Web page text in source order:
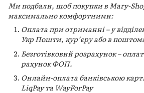
Ми подбали, щоб покупки в Mary-
максимально комфортними:
Оплата при отриманні – у
Укр Пошти, кур’єру або в
Безготівковий розрахунок –
рахунок ФОП.
Онлайн-оплата банківською
LiqPay та WayForPay